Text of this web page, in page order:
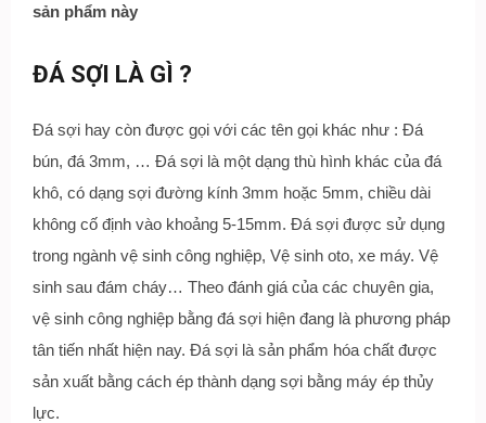
sản phẩm này
ĐÁ SỢI LÀ GÌ ?
Đá sợi hay còn được gọi với các tên gọi khác như : Đá
bún, đá 3mm, … Đá sợi là một dạng thù hình khác của đá
khô, có dạng sợi đường kính 3mm hoặc 5mm, chiều dài
không cố định vào khoảng 5-15mm. Đá sợi được sử dụng
trong ngành vệ sinh công nghiệp, Vệ sinh oto, xe máy. Vệ
sinh sau đám cháy… Theo đánh giá của các chuyên gia,
vệ sinh công nghiệp bằng đá sợi hiện đang là phương pháp
tân tiến nhất hiện nay. Đá sợi là sản phẩm hóa chất được
sản xuất bằng cách ép thành dạng sợi bằng máy ép thủy
lực.